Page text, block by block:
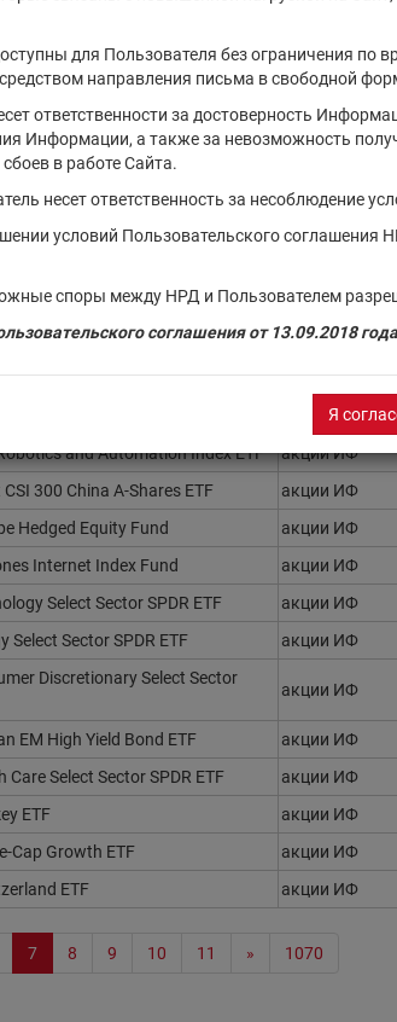
для Пользователя без ограничения по
направления письма в свободной
ответственности за достоверность
Информации, а также за невозможность
в работе Сайта.
несет ответственность за несоблюдение
условий Пользовательского соглашения
споры между НРД и Пользователем
соглашения от 13.09.2018
Я
Estate Bull 3X ETF акции ИФ
Mid-Cap Value ETF акции ИФ
Bull 3X ETF
Term Government Bond Index
акции ИФ
Technology Index Fund ETF
ex-US Index Fund ETF Shares
Bond Index Fund ETF
Market Index Fund ETF Shares акции ИФ
and Automation Index ETF акции ИФ
300 China A-Shares ETF акции ИФ
Hedged Equity Fund акции ИФ
Internet Index Fund акции ИФ
Select Sector SPDR ETF акции ИФ
Select Sector SPDR ETF акции ИФ
Discretionary Select Sector
акции ИФ
EM High Yield Bond ETF акции ИФ
Select Sector SPDR ETF акции ИФ
ETF акции ИФ
Cap Growth ETF акции ИФ
ETF акции ИФ
7 8 9 10 11 » 1070